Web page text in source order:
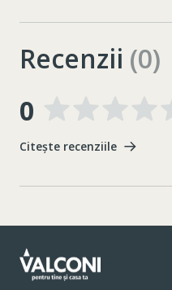
Recenzii (0)
0
Citește recenziile